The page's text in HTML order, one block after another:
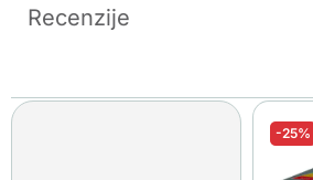
Recenzije
-25%